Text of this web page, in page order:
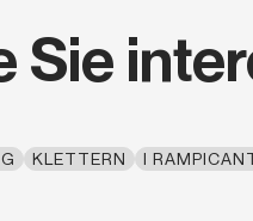
Sie
KLETTERN I